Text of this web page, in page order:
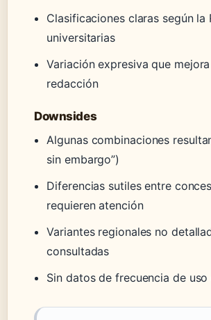
Clasificaciones claras según la
universitarias
Variación expresiva que
redacción
Downsides
Algunas combinaciones
sin embargo”)
Diferencias sutiles entre
requieren atención
Variantes regionales no
consultadas
Sin datos de frecuencia de